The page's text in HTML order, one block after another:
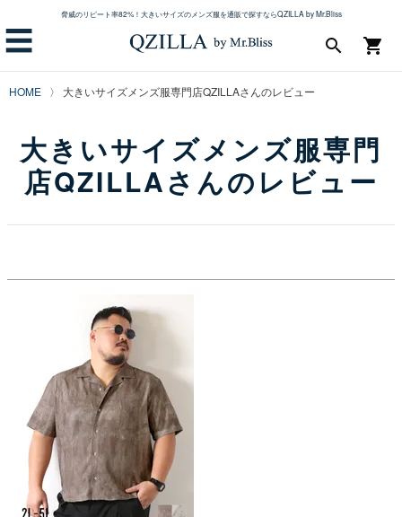
脅威のリピート率82%！大きいサイズのメンズ服を通販で探すならQZILLA by Mr.Bliss
☰ shopping_cart
search
HOME 大きいサイズメンズ服専門店QZILLAさんのレビュー
大きいサイズメンズ服専門
店QZILLAさんのレビュー